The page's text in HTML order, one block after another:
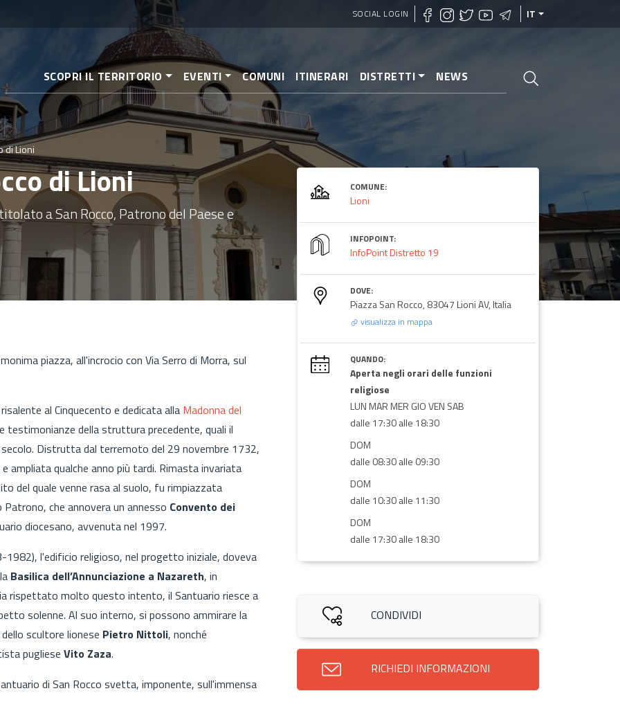
Salta
al
contenuto
principale
SOCIAL LOGIN IT
SCOPRI IL TERRITORIO EVENTI COMUNI ITINERARI DISTRETTI NEWS
di Lioni
di Lioni
a San Rocco, Patrono del Paese e
piazza, all'incrocio con Via Serro di Morra, sul
al Cinquecento e dedicata alla Madonna del
testimonianze della struttura precedente, quali il
secolo. Distrutta dal terremoto del 29 novembre 1732,
ampliata qualche anno più tardi. Rimasta invariata
del quale venne rasa al suolo, fu rimpiazzata
che annovera un annesso Convento dei
diocesano, avvenuta nel 1997.
1982), l'edificio religioso, nel progetto iniziale, doveva
Basilica dell’Annunciazione a Nazareth, in
rispettato molto questo intento, il Santuario riesce a
solenne. Al suo interno, si possono ammirare la
scultore lionese Pietro Nittoli, nonché
pugliese Vito Zaza.
di San Rocco svetta, imponente, sull'immensa
COMUNE:
Lioni
INFOPOINT:
InfoPoint Distretto 19
DOVE:
Piazza San Rocco, 83047 Lioni AV, Italia
visualizza in mappa
QUANDO:
Aperta negli orari delle funzioni
religiose
LUN MAR MER GIO VEN SAB
dalle 17:30 alle 18:30
DOM
dalle 08:30 alle 09:30
DOM
dalle 10:30 alle 11:30
DOM
dalle 17:30 alle 18:30
CONDIVIDI
RICHIEDI INFORMAZIONI